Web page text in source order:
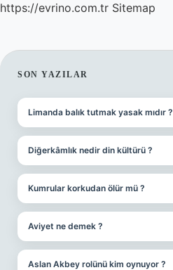
https://evrino.com.tr Sitemap
SIDEBAR
SON YAZILAR
Limanda balık tutmak yasak mıdır ?
Diğerkâmlık nedir din kültürü ?
Kumrular korkudan ölür mü ?
Aviyet ne demek ?
Aslan Akbey rolünü kim oynuyor ?